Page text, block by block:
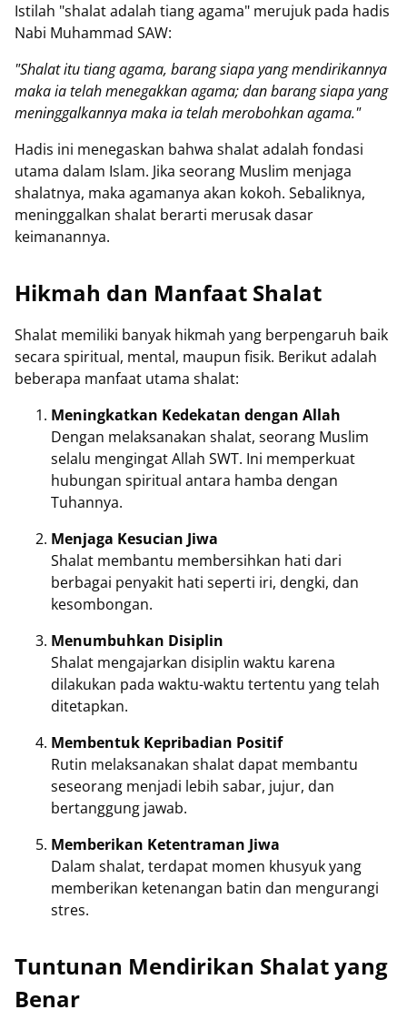
Istilah "shalat adalah tiang agama" merujuk pada hadis
Nabi Muhammad SAW:
"Shalat itu tiang agama, barang siapa yang mendirikannya
maka ia telah menegakkan agama; dan barang siapa yang
meninggalkannya maka ia telah merobohkan agama."
Hadis ini menegaskan bahwa shalat adalah fondasi
utama dalam Islam. Jika seorang Muslim menjaga
shalatnya, maka agamanya akan kokoh. Sebaliknya,
meninggalkan shalat berarti merusak dasar
keimanannya.
Hikmah dan Manfaat Shalat
Shalat memiliki banyak hikmah yang berpengaruh baik
secara spiritual, mental, maupun fisik. Berikut adalah
beberapa manfaat utama shalat:
Meningkatkan Kedekatan dengan Allah
Dengan melaksanakan shalat, seorang Muslim
selalu mengingat Allah SWT. Ini memperkuat
hubungan spiritual antara hamba dengan
Tuhannya.
Menjaga Kesucian Jiwa
Shalat membantu membersihkan hati dari
berbagai penyakit hati seperti iri, dengki, dan
kesombongan.
Menumbuhkan Disiplin
Shalat mengajarkan disiplin waktu karena
dilakukan pada waktu-waktu tertentu yang telah
ditetapkan.
Membentuk Kepribadian Positif
Rutin melaksanakan shalat dapat membantu
seseorang menjadi lebih sabar, jujur, dan
bertanggung jawab.
Memberikan Ketentraman Jiwa
Dalam shalat, terdapat momen khusyuk yang
memberikan ketenangan batin dan mengurangi
stres.
Tuntunan Mendirikan Shalat yang
Benar